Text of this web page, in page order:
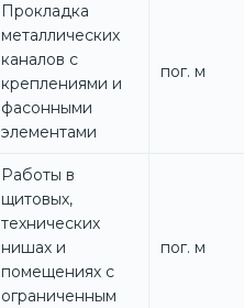
Прокладка
металлических
каналов с
креплениями и
фасонными
элементами
пог. м
Работы в
щитовых,
технических
нишах и
помещениях с
ограниченным
пог. м